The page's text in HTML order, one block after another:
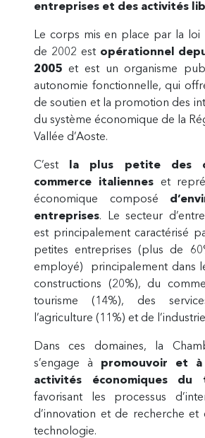
entreprises et des activités
Le corps mis en place par la loi
de 2002 est opérationnel
2005 et est un organisme
autonomie fonctionnelle, qui
de soutien et la promotion des
du système économique de la
Vallée d’Aoste.
C’est
la plus petite des
commerce italienneset
économique composé
entreprises. Le secteur
est principalement caractérisé
petites entreprises (plus de
employé) principalement dans
constructions (20%), du
tourisme (14%), des
l’agriculture (11%) et de
Dans ces domaines, la
s’engage à promouvoir et
activités économiques du
favorisant les processus
d’innovation et de recherche et
technologie.